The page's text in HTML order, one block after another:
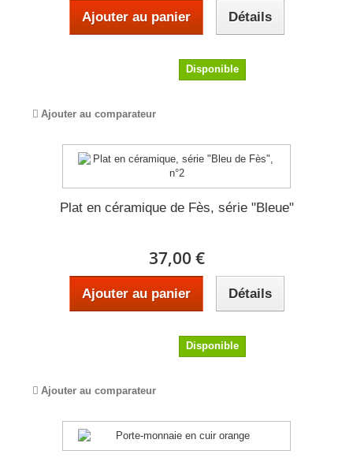
Ajouter au panier Détails
Disponible
Ajouter au comparateur
Plat en céramique de Fès, série "Bleue"
37,00 €
Ajouter au panier Détails
Disponible
Ajouter au comparateur